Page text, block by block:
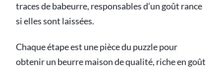
traces de babeurre, responsables d’un goût rance
si elles sont laissées.
Chaque étape est une pièce du puzzle pour
obtenir un beurre maison de qualité, riche en goût